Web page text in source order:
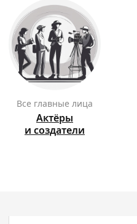
Все главные лица
Актёры
и создатели